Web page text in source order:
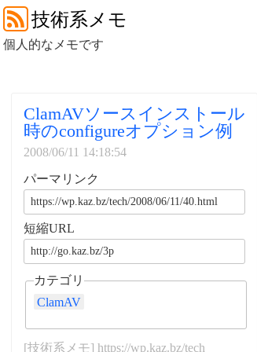
技術系メモ
個人的なメモです
ClamAVソースインストール
時のconfigureオプション例
2008/06/11 14:18:54
パーマリンク
短縮URL
カテゴリ
ClamAV
[技術系メモ] https://wp.kaz.bz/tech